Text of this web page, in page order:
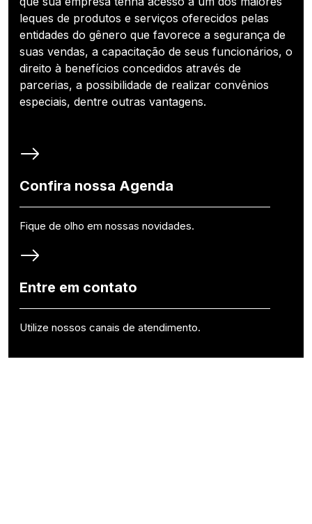
leques de produtos e serviços oferecidos pelas
entidades do gênero que favorece a segurança de
suas vendas, a capacitação de seus funcionários, o
direito à benefícios concedidos através de
parcerias, a possibilidade de realizar convênios
especiais, dentre outras vantagens.
Confira nossa Agenda
Fique de olho em nossas novidades.
Entre em contato
Utilize nossos canais de atendimento.